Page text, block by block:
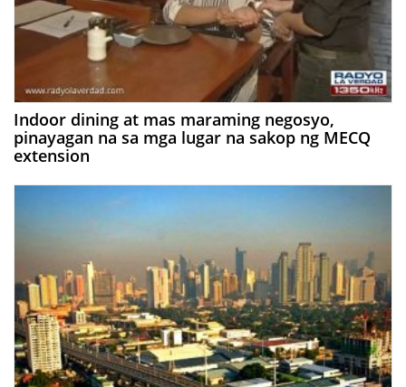
Indoor dining at mas maraming negosyo,
pinayagan na sa mga lugar na sakop ng MECQ
extension